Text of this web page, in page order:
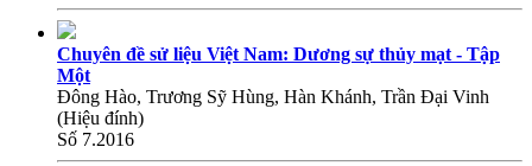
Chuyên đề sử liệu Việt Nam: Dương sự thủy mạt - Tập
Một
Đông Hào, Trương Sỹ Hùng, Hàn Khánh, Trần Đại Vinh
(Hiệu đính)
Số 7.2016